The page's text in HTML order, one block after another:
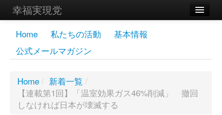
幸福実現党
メンバーズページ
党員
お問い合わせ
Home 私たちの活動
基本情報
公式メールマガジン
Home / 新着一覧 /
【連載第1回】「温室効果ガス46%削減」 撤回
しなければ日本が壊滅する